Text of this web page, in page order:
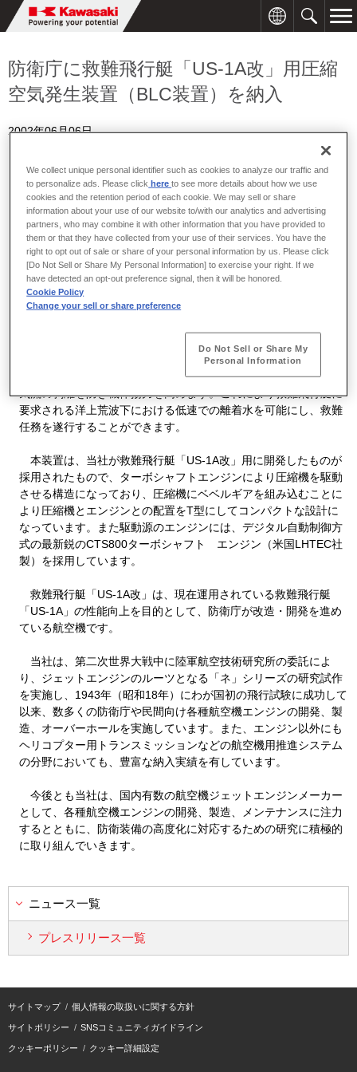
防衛庁に救難飛行艇「US-1A改」用圧縮
空気発生装置（BLC装置）を納入
2002年06月06日
川崎重工は、防衛庁に救難飛行艇「US-1A改」用圧縮空気発生
装置（BLC装置）を納入しました。
今回納入した圧縮空気発生装置は、2000年12月に防衛庁から受
注したものです。本装置は、圧縮機から発生させた圧縮空気を主
翼と尾翼の上面に吹き出すことにより、低速時に発生する翼面空
気流の剥離を防ぎ機体揚力を高めます。これにより救難飛行艇に
要求される洋上荒波下における低速での離着水を可能にし、救難
任務を遂行することができます。
本装置は、当社が救難飛行艇「US-1A改」用に開発したものが
採用されたもので、ターボシャフトエンジンにより圧縮機を駆動
させる構造になっており、圧縮機にベベルギアを組み込むことに
より圧縮機とエンジンとの配置をT型にしてコンパクトな設計に
なっています。また駆動源のエンジンには、デジタル自動制御方
式の最新鋭のCTS800ターボシャフト エンジン（米国LHTEC社
製）を採用しています。
救難飛行艇「US-1A改」は、現在運用されている救難飛行艇
「US-1A」の性能向上を目的として、防衛庁が改造・開発を進め
ている航空機です。
当社は、第二次世界大戦中に陸軍航空技術研究所の委託によ
り、ジェットエンジンのルーツとなる「ネ」シリーズの研究試作
を実施し、1943年（昭和18年）にわが国初の飛行試験に成功して
以来、数多くの防衛庁や民間向け各種航空機エンジンの開発、製
造、オーバーホールを実施しています。また、エンジン以外にも
ヘリコプター用トランスミッションなどの航空機用推進システム
の分野においても、豊富な納入実績を有しています。
今後とも当社は、国内有数の航空機ジェットエンジンメーカー
として、各種航空機エンジンの開発、製造、メンテナンスに注力
するとともに、防衛装備の高度化に対応するための研究に積極的
に取り組んでいきます。
ニュース一覧
プレスリリース一覧
サイトマップ 個人情報の取扱いに関する方針
サイトポリシー SNSコミュニティガイドライン
クッキーポリシー クッキー詳細設定
We collect unique personal identifier such as cookies to analyze our traffic and
to personalize ads. Please click hereto see more details about how we use
cookies and the retention period of each cookie. We may sell or share
information about your use of our website to/with our analytics and advertising
partners, who may combine it with other information that you have provided to
them or that they have collected from your use of their services. You have the
right to opt out of sale or share of your personal information by us. Please click
[Do Not Sell or Share My Personal Information] to exercise your right. If we
have detected an opt-out preference signal, then it will be honored.
Cookie Policy
Change your sell or share preference
Do Not Sell or Share My
Personal Information